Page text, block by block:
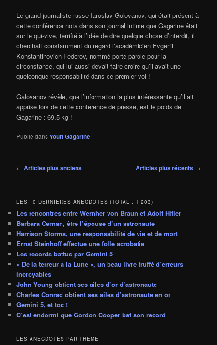
Le grand journaliste russe Iaroslav Golovanov, qui était présent à
cette conférence nota dans son journal intime que Gagarine était
sur le qui-vive, terrifié à l’idée de dire quelque chose d’interdit, il
cherchait constamment du regard l’académicien Evgenii
Konstantinovich Fedorov, nommé porte-parole pour la
circonstance, qui lui aussi devait faire croire qu’il avait une
quelconque responsabilité dans ce premier vol !
Galovanov révèle, que l’information la plus intéressante qu’il ait
apprise lors de cette conférence de presse, est le poids de
Gagarine : 69,5 kg !
Publié dansYouri Gagarine
Navigation
articles
← Articles plus anciens Articles plus récents →
LES 10 DERNIÈRES ANECDOTES (TOTAL : 1 203)
Les rencontres entre Wernher von Braun et Adolf Hitler
Barbara Cernan, être l’épouse d’un astronaute
Harrison Storms, une responsabilité de vie et de mort
Ernst Steinhoff effectue une folle acrobatie
Les records battus par Gemini 5
« De la terreur à la Lune », un beau livre truffé d’erreurs
incroyables
John Young obtient ses ailes d’or d’astronaute
Charles Conrad obtient ses ailes d’astronaute en or
Gemini 5, et toc !
C’est endormi que Gordon Cooper bat son record
LES ANECDOTES PAR THÈME